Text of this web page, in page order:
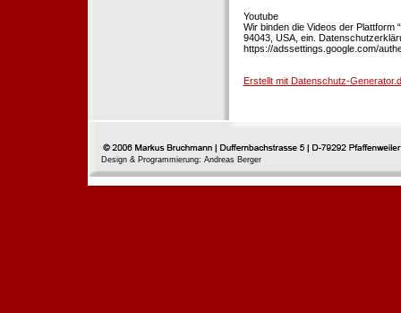
Youtube
Wir binden die Videos der Plattform
94043, USA, ein.
https://adssettings.google.com/
Erstellt mit Datenschutz-
Design & Programmierung: Andreas Berger